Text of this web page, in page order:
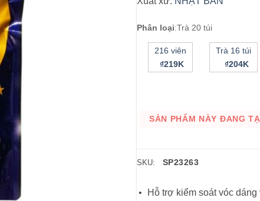
Phân loại:Trà 20 túi
216 viên
₫219K
Trà 16 túi
₫204K
SẢN PHẨM NÀY ĐANG
SKU: SP23263
Hỗ trợ kiểm soát vóc